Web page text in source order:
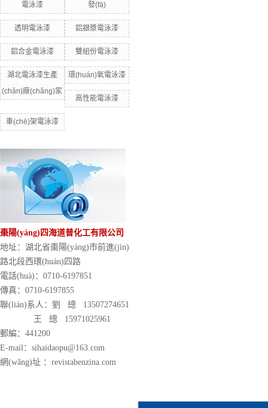
電泳漆
發(fā)
透明電泳漆 鋁銀漿電泳漆
鋁合金電泳漆 雙組份電泳漆
湖北電泳漆生產
(chǎn)廠(chǎng)家
環(huán)氧電泳漆
高性能電泳漆
車(chē)架電泳漆
棗陽(yáng)四海道普化工有限公司
地址：湖北省棗陽(yáng)市前進(jìn)
路北段西環(huán)四路
電話(huà)：0710-6197851
傳真：0710-6197855
聯(lián)系人：劉 總 13507274651
王 總 15971025961
郵編：441200
E-mail：sihaidaopu@163.com
網(wǎng)址 ：revistabenzina.com